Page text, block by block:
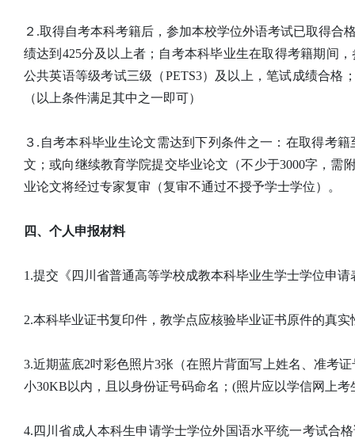
２.取得自考本科考籍后，参加本校学位外语考试已取得
绩达到425分及以上者；自考本科毕业生在取得考籍期间
公共英语等级考试三级（PETS3）及以上，笔试成绩合格
（以上条件满足其中之一即可）
３.自考本科毕业生论文需达到下列条件之一：在取得考
文；或向继续教育学院提交毕业论文（不少于3000字，需
业论文将经过专家复审（复审不通过不授予学士学位）。
四、个人申报材料
1.提交《四川省普通高等学校成教本科毕业生学士学位申
2.本科毕业证书复印件，教学点应核验毕业证书原件的真
3.近期蓝底2吋彩色照片3张（在照片背面写上姓名、准考
小30KB以内，且以身份证号码命名；(照片应以学信网上
4.四川省成人本科生申请学士学位外国语水平统一考试合